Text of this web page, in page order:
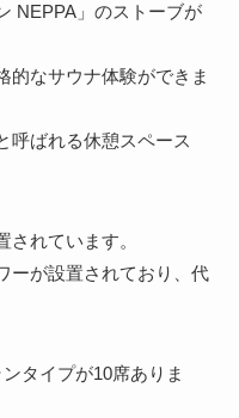
NEPPA」のストーブが
的なサウナ体験ができま
呼ばれる休憩スペース
れています。
ーが設置されており、代
タイプが10席ありま